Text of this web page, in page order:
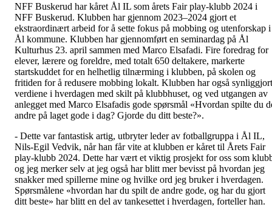
NFF Buskerud har kåret Ål IL som årets Fair play-klubb 2024 i
NFF Buskerud. Klubben har gjennom 2023–2024 gjort et
ekstraordinært arbeid for å sette fokus på mobbing og utenforskap i
Ål kommune. Klubben har gjennomført en seminardag på Ål
Kulturhus 23. april sammen med Marco Elsafadi. Fire foredrag for
elever, lærere og foreldre, med totalt 650 deltakere, markerte
startskuddet for en helhetlig tilnærming i klubben, på skolen og
fritiden for å redusere mobbing lokalt. Klubben har også synliggjort
verdiene i hverdagen med skilt på klubbhuset, og ved utgangen av
anlegget med Marco Elsafadis gode spørsmål «Hvordan spilte du
andre på laget gode i dag? Gjorde du ditt beste?».
- Dette var fantastisk artig, utbryter leder av fotballgruppa i Ål IL,
Nils-Egil Vedvik, når han får vite at klubben er kåret til Årets Fair
play-klubb 2024. Dette har vært et viktig prosjekt for oss som
og jeg merker selv at jeg også har blitt mer bevisst på hvordan jeg
snakker med spillerne mine og hvilke ord jeg bruker i hverdagen.
Spørsmålene «hvordan har du spilt de andre gode, og har du gjort
ditt beste» har blitt en del av tankesettet i hverdagen, forteller han.